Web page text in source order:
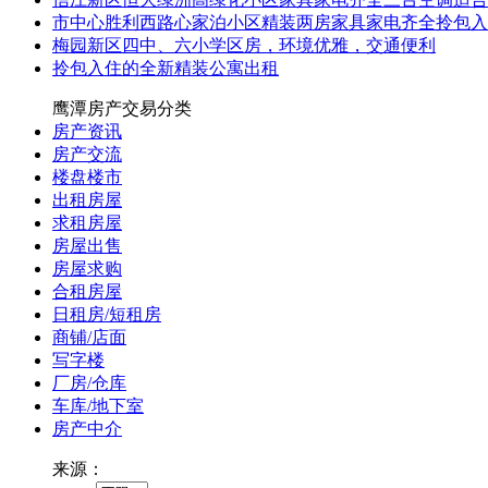
市中心胜利西路心家泊小区精装两房家具家电齐全拎包
梅园新区四中、六小学区房，环境优雅，交通便利
拎包入住的全新精装公寓出租
鹰潭房产交易分类
房产资讯
房产交流
楼盘楼市
出租房屋
求租房屋
房屋出售
房屋求购
合租房屋
日租房/短租房
商铺/店面
写字楼
厂房/仓库
车库/地下室
房产中介
来源：